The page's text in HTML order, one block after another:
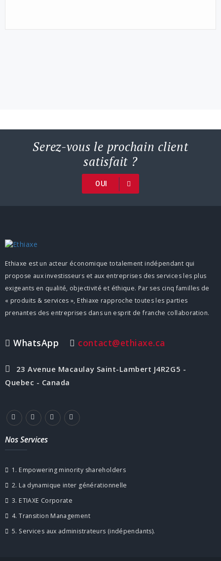
Serez-vous le prochain client
satisfait ?
OUI
Ethiaxe est un acteur économique totalement indépendant qui
propose aux investisseurs et aux entreprises des services les plus
exigeants en qualité, objectivité et éthique. Par ses cinq familles de
« produits & services », Ethiaxe rapproche toutes les parties
prenantes des entreprises dans un esprit de franche collaboration.
WhatsApp contact@ethiaxe.ca
23 Avenue Macaulay Saint-Lambert J4R2G5 -
Quebec - Canada
Nos Services
1. Empowering minority shareholders
2. La dynamique inter générationnelle
3. ETIAXE Corporate
4. Transition Management
5. Services aux administrateurs (indépendants).